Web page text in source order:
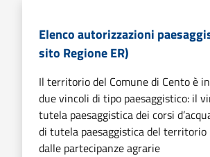
Elenco autorizzazioni
sito Regione ER)
Il territorio del Comune di Cento è
due vincoli di tipo paesaggistico: il
tutela paesaggistica dei corsi
di tutela paesaggistica del
dalle partecipanze agrarie